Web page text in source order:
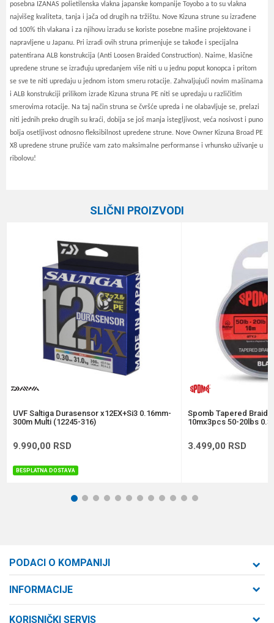
posebna IZANAS polietilenska vlakna japanske kompanije Toyobo a to su vlakna
najvišeg kvaliteta, tanja i jača od drugih na tržištu. Nove Kizuna strune su izrađene
od 100% tih vlakana i za njihovu izradu se koriste posebne mašine projektovane i
napravljene u Japanu. Pri izradi ovih struna primenjuje se takođe i specijalna
patentirana ALB konstrukcija (Anti Loosen Braided Construction). Naime, klasične
upredene strune se izrađuju upredanjem više niti u u jednu poput konopca i pritom
se sve te niti upredaju u jednom istom smeru rotacije. Zahvaljujući novim mašinama
i ALB konstrukciji prilikom izrade Kizuna struna PE niti se upredaju u različitim
smerovima rotacije. Na taj način struna se čvršće upreda i ne olabavljuje se, prelazi
niti jednih preko drugih su kraći, dobija se još manja istegljivost, veća nosivost i puno
bolja osetljivost odnosno fleksibilnost upredene strune. Nove Owner Kizuna Broad PE
X8 upredene strune pružiće vam zato maksimalne performanse i vrhunsko uživanje u
ribolovu!
275 m
Nosivost 8.2 kg
Prečnik 0.15 mm
Anti-spam zaštita - izračunajte koliko je 2 + 3 :
POŠALJI
SLIČNI PROIZVODI
UVF Saltiga Durasensor x12EX+Si3 0.16mm-
300m Multi (12245-316)
9.990,00 RSD
BESPLATNA DOSTAVA
Spomb Tapered
10mx3pcs 50-20lbs
3.499,00 RSD
1 2 3 4 5 6 7 8 9 101112
PODACI O KOMPANIJI
Cara Dušana 47
INFORMACIJE
KORISNIČKI SERVIS